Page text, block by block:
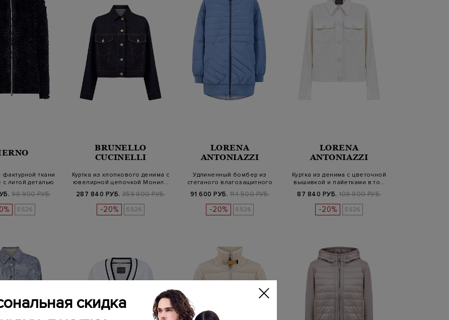
ткани
литой деталью
98 900 РУБ.
SS26
BRUNELLO
CUCINELLI
Куртка из хлопкового денима с
ювелирной цепочкой Монил…
287 840 РУБ. 359 800 РУБ.
-20% SS26
LORENA
ANTONIAZZI
Удлиненный бомбер из
стеганого влагозащитного
91 600 РУБ. 114 500 РУБ.
-20% SS26
LORENA
ANTONIAZZI
Куртка из денима с цветочной
вышивкой и пайетками в то…
87 840 РУБ. 109 800 РУБ.
-20% SS26
скидка